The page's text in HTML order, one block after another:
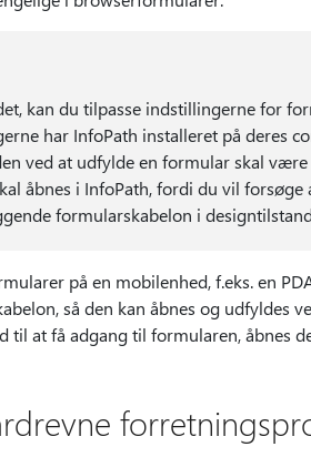
kan du tilpasse indstillingerne for
har InfoPath installeret på deres
ved at udfylde en formular skal
åbnes i InfoPath, fordi du vil
formularskabelon i
på en mobilenhed, f.eks. en
så den kan åbnes og udfyldes
til at få adgang til formularen, åbnes